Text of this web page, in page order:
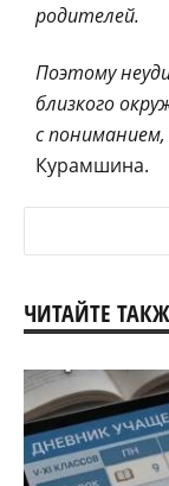
родителей.
Поэтому
близкого
с пониманием,
Курамшина.
ЧИТАЙТЕ